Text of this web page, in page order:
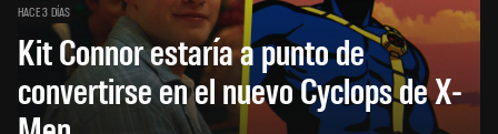
HACE 3 DÍAS
Kit Connor estaría a punto de
convertirse en el nuevo Cyclops de X-